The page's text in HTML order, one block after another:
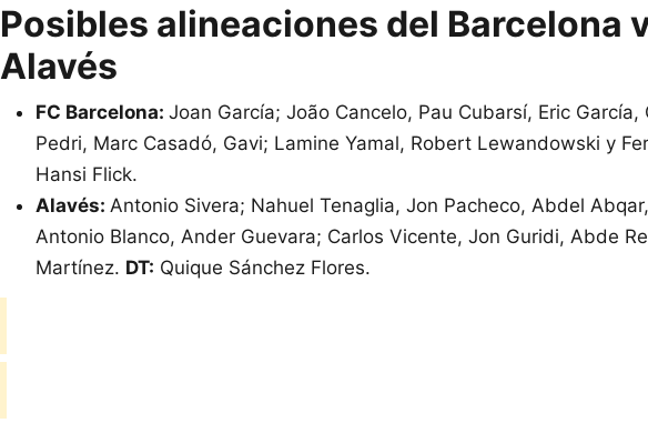
Posibles alineaciones del Barcelona
Alavés
FC Barcelona: Joan García; João Cancelo, Pau Cubarsí, Eric
Pedri, Marc Casadó, Gavi; Lamine Yamal, Robert Lewandowski y
Hansi Flick.
Alavés: Antonio Sivera; Nahuel Tenaglia, Jon Pacheco, Abdel
Antonio Blanco, Ander Guevara; Carlos Vicente, Jon Guridi, Abde
Martínez. DT: Quique Sánchez Flores.